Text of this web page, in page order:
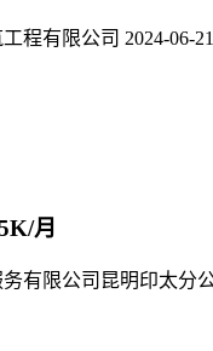
程有限公司 2024-06-
月
有限公司昆明印太分